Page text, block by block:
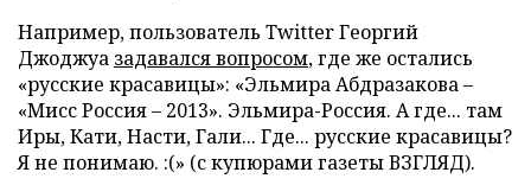
Например, пользователь Twitter Георгий
Джоджуа задавался вопросом, где же остались
«русские красавицы»: «Эльмира Абдразакова –
«Мисс Россия – 2013». Эльмира-Россия. А где... там
Иры, Кати, Насти, Гали... Где... русские красавицы?
Я не понимаю. :(» (с купюрами газеты ВЗГЛЯД).